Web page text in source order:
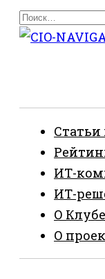
Перейти
к
Search
for:
ИТ-
ИТ-
О Клубе
О